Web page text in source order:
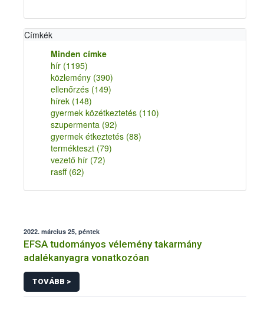
Címkék
Minden címke
hír (1195)
közlemény (390)
ellenőrzés (149)
hírek (148)
gyermek közétkeztetés (110)
szupermenta (92)
gyermek étkeztetés (88)
termékteszt (79)
vezető hír (72)
rasff (62)
2022. március 25, péntek
EFSA tudományos vélemény takarmány
adalékanyagra vonatkozóan
TOVÁBB >